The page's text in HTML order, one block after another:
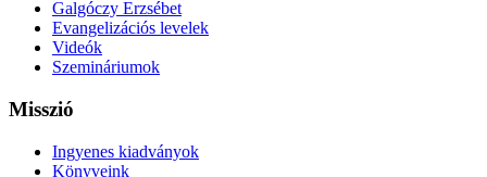
Galgóczy Erzsébet
Evangelizációs levelek
Videók
Szemináriumok
Misszió
Ingyenes kiadványok
Könyveink